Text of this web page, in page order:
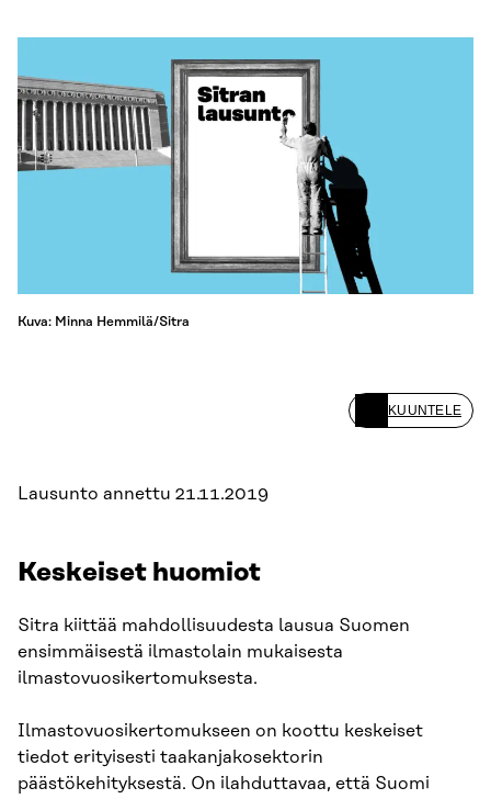
Kuva: Minna Hemmilä/Sitra
KUUNTELE
Lausunto annettu 21.11.2019
Keskeiset huomiot
Sitra kiittää mahdollisuudesta lausua Suomen
ensimmäisestä ilmastolain mukaisesta
ilmastovuosikertomuksesta.
Ilmastovuosikertomukseen on koottu keskeiset
tiedot erityisesti taakanjakosektorin
päästökehityksestä. On ilahduttavaa, että Suomi